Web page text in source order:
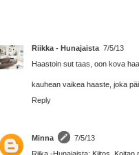
Riikka - Hunajaista 7/5/13
Haastoin sut taas, oon kova
kauhean vaikea haaste, joka
Reply
Minna
7/5/13